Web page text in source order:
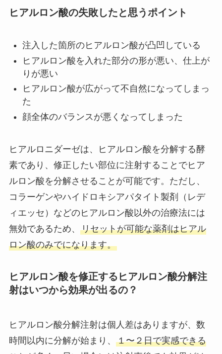
ヒアルロン酸の失敗したと思うポイント
注入した箇所のヒアルロン酸が凸凹している
ヒアルロン酸を入れた部分の形が悪い、仕上が
りが悪い
ヒアルロン酸が広がって不自然になってしまっ
た
顔全体のバランスが悪くなってしまった
ヒアルロニダーゼは、ヒアルロン酸を分解する酵
素であり、修正したい部位に注射することでヒア
ルロン酸を分解させることが可能です。ただし、
コラーゲンやハイドロキシアパタイト製剤（レデ
ィエッセ）などのヒアルロン酸以外の治療法には
無効であるため、 リセットが可能な薬剤はヒアル
ロン酸のみでになります。
ヒアルロン酸を修正するヒアルロン酸分解注
射はいつから効果が出るの？
ヒアルロン酸分解注射は個人差はありますが、数
時間以内に分解が始まり、 １〜２日で実感できる